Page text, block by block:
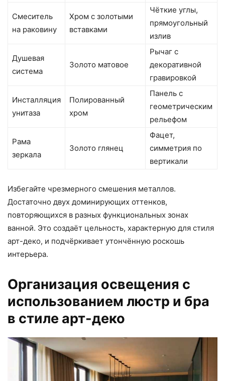
Смеситель
на раковину
Хром с золотыми
вставками
Чёткие углы,
прямоугольный
излив
Душевая
система
Золото матовое
Рычаг с
декоративной
гравировкой
Инсталляция
унитаза
Полированный
хром
Панель с
геометрическим
рельефом
Рама
зеркала
Золото глянец
Фацет,
симметрия по
вертикали
Избегайте чрезмерного смешения металлов.
Достаточно двух доминирующих оттенков,
повторяющихся в разных функциональных зонах
ванной. Это создаёт цельность, характерную для стиля
арт-деко, и подчёркивает утончённую роскошь
интерьера.
Организация освещения с
использованием люстр и бра
в стиле арт-деко